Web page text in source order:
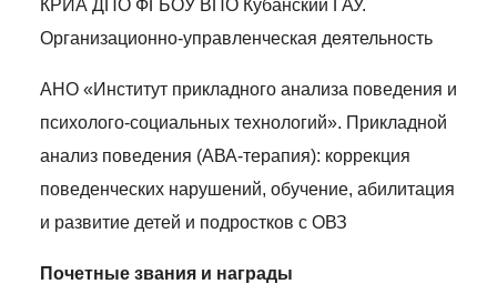
КРИА ДПО ФГБОУ ВПО Кубанский ГАУ.
Организационно-управленческая деятельность
АНО «Институт прикладного анализа поведения и
психолого-социальных технологий». Прикладной
анализ поведения (АВА-терапия): коррекция
поведенческих нарушений, обучение, абилитация
и развитие детей и подростков с ОВЗ
Почетные звания и награды